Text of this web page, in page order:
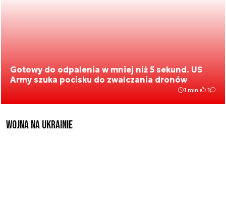
Gotowy do odpalenia w mniej niż 5 sekund. US
Army szuka pocisku do zwalczania dronów
1 min. 1
Wojna na Ukrainie